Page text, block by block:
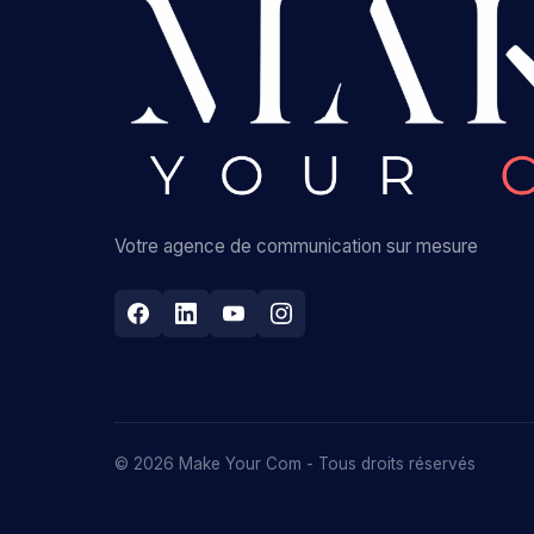
Votre agence de communication sur mesure
© 2026 Make Your Com - Tous droits réservés